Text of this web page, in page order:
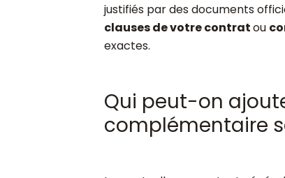
justifiés par des documents
clauses de votre contratou
exactes.
Qui peut-on
complémentaire